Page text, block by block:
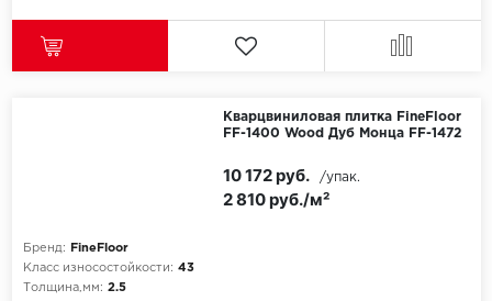
Кварцвиниловая плитка FineFloor
FF-1400 Wood Дуб Монца FF-1472
Бренд:
FineFloor
Класс износостойкости: 43
Толщина,мм: 2.5
2 810 руб./м²
10 172 руб. /упак.